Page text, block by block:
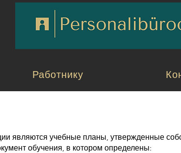
Работнику
являются учебные планы, утвержденные
обучения, в котором определены: